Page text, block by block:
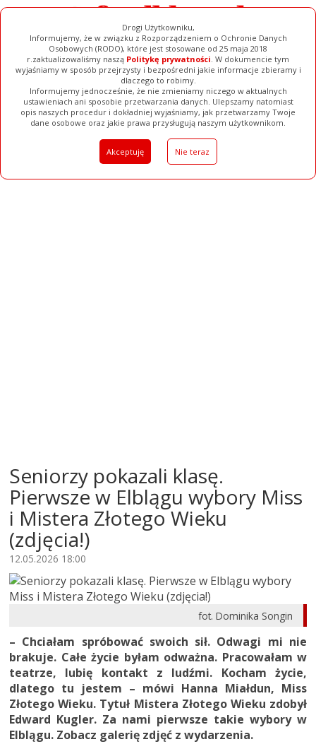
Drogi Użytkowniku,
Informujemy, że w związku z Rozporządzeniem o Ochronie Danych
Osobowych (RODO), które jest stosowane od 25 maja 2018
r.zaktualizowaliśmy naszą Politykę prywatności. W dokumencie tym
wyjaśniamy w sposób przejrzysty i bezpośredni jakie informacje zbieramy i
dlaczego to robimy.
Informujemy jednocześnie, że nie zmieniamy niczego w aktualnych
ustawieniach ani sposobie przetwarzania danych. Ulepszamy natomiast
opis naszych procedur i dokładniej wyjaśniamy, jak przetwarzamy Twoje
dane osobowe oraz jakie prawa przysługują naszym użytkownikom.
Akceptuję Nie teraz
Ogłoszenia Filmy
Galerie Baza Firm Pełna Wersja
Seniorzy pokazali klasę.
Pierwsze w Elblągu wybory Miss
i Mistera Złotego Wieku
(zdjęcia!)
12.05.2026 18:00
fot. Dominika Songin
– Chciałam spróbować swoich sił. Odwagi mi nie
brakuje. Całe życie byłam odważna. Pracowałam w
teatrze, lubię kontakt z ludźmi. Kocham życie,
dlatego tu jestem – mówi Hanna Miałdun, Miss
Złotego Wieku. Tytuł Mistera Złotego Wieku zdobył
Edward Kugler. Za nami pierwsze takie wybory w
Elblągu. Zobacz galerię zdjęć z wydarzenia.